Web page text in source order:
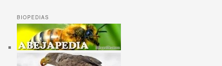
BIOPEDIAS